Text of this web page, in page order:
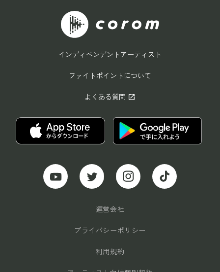
インディペンデントアーティスト
ファイトポイントについて
よくある質問 open_in_new
運営会社
プライバシーポリシー
利用規約